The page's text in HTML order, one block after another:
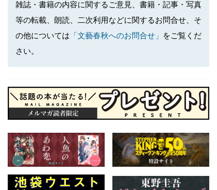
雑誌・書籍の内容に関するご意見、書籍・記事・写真
等の転載、朗読、二次利用などに関するお問合せ、そ
の他については 「文藝春秋へのお問合せ」
をご覧くだ
さい。